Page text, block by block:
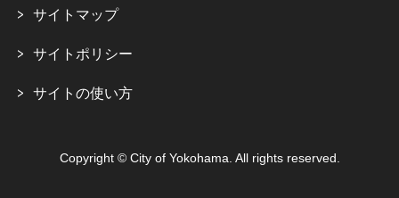
サイトマップ
サイトポリシー
サイトの使い方
Copyright © City of Yokohama. All rights reserved.